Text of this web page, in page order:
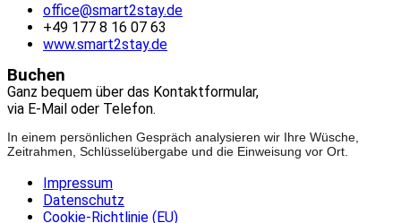
office@smart2stay.de
+49 177 8 16 07 63
www.smart2stay.de
Buchen
Ganz bequem über das Kontaktformular,
via E-Mail oder Telefon.
In einem persönlichen Gespräch analysieren wir Ihre Wüsche,
Zeitrahmen, Schlüsselübergabe und die Einweisung vor Ort.
Impressum
Datenschutz
Cookie-Richtlinie (EU)